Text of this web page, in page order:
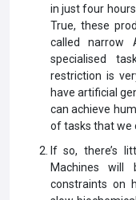
in just four
True, these
called narrow
specialised
restriction is
have artificial
can achieve
of tasks that we
If so, there’s
Machines
constraints on